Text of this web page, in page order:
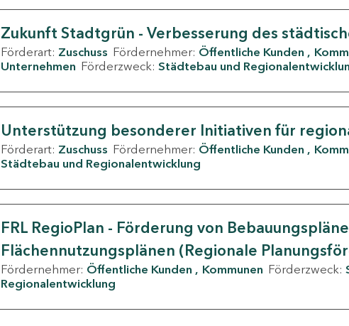
Zukunft Stadtgrün - Verbesserung des
Förderart: Zuschuss Fördernehmer: Öffentliche Kunden
Unternehmen Förderzweck: Städtebau und
Unterstützung besonderer Initiativen für
Förderart: Zuschuss Fördernehmer: Öffentliche Kunden
Städtebau und Regionalentwicklung
FRL RegioPlan - Förderung von
Flächennutzungsplänen (Regionale
Fördernehmer: Öffentliche Kunden Kommunen Förderzweck:
Regionalentwicklung